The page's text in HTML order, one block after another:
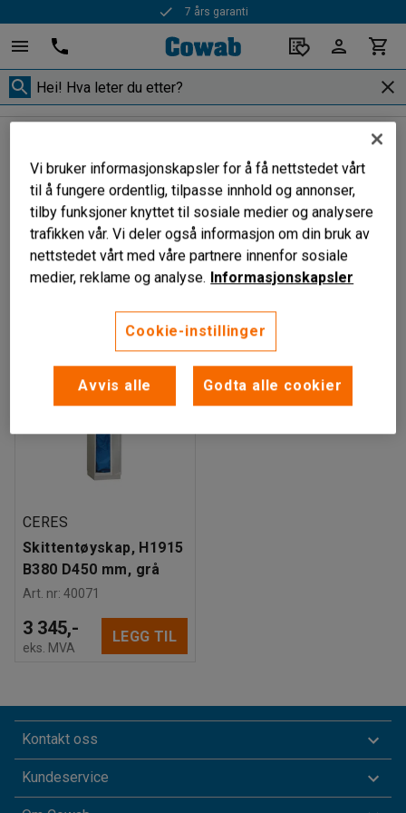
7 års garanti
Skittentøysskap
Filtrer Sorter
CERES
Skittentøyskap, H1915
B380 D450 mm, grå
Art. nr: 40071
3 345,-
eks. MVA
LEGG TIL
Kontakt oss
Kundeservice
Vi bruker informasjonskapsler for å få nettstedet vårt
til å fungere ordentlig, tilpasse innhold og annonser,
tilby funksjoner knyttet til sosiale medier og analysere
trafikken vår. Vi deler også informasjon om din bruk av
nettstedet vårt med våre partnere innenfor sosiale
medier, reklame og analyse. Informasjonskapsler
Cookie-instillinger
Avvis alle Godta alle cookier